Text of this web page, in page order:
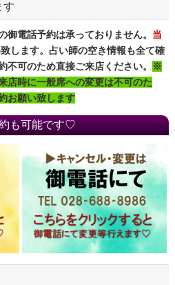
す
御電話予約は承っておりません。 当
します。占い師の空き情報も全て確
可のため直接ご来店ください。
※
店時に一般席への変更は不可のた
お願い致します
も可能です♡